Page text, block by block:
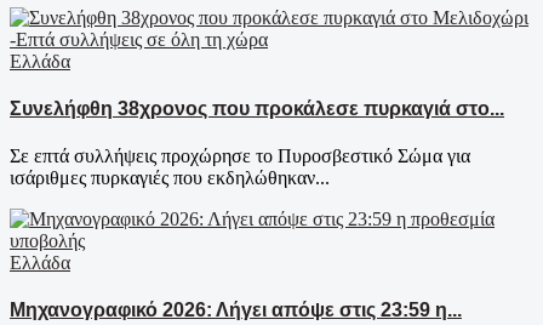
Ελλάδα
Συνελήφθη 38χρονος που προκάλεσε πυρκαγιά στο...
Σε επτά συλλήψεις προχώρησε το Πυροσβεστικό Σώμα για
ισάριθμες πυρκαγιές που εκδηλώθηκαν...
Ελλάδα
Μηχανογραφικό 2026: Λήγει απόψε στις 23:59 η...